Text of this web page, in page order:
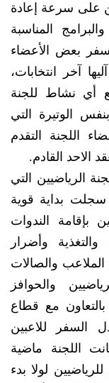
على سرعة إعادة
المناسبة
بعض الأعضاء
آخر انتخابات،
أي نشاط للجنة
الوتيرة التي
اللجنة التقدم
الاحد القادم.
الرياضيين التي
أن اللجنة سجلت بداية قوية
بإقامة الندوات
وأضرار
والصالات
والحوافز
بالتعاون مع قطاع
السفر للاعبين
اللجنة ماضية
لولا بدء